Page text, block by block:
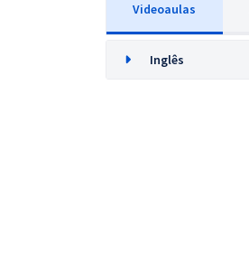
Videoaulas
Inglês